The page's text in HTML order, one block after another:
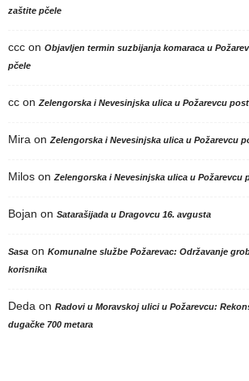
zaštite pčele
ccc on Objavljen termin suzbijanja komaraca u
pčele
cc on Zelengorska i Nevesinjska ulica u Požarevcu
Mira on Zelengorska i Nevesinjska ulica u Požarevcu
Milos on Zelengorska i Nevesinjska ulica u Požarevcu
Bojan on Satarašijada u Dragovcu 16. avgusta
Sasa on Komunalne službe Požarevac: Održavanje
korisnika
Deda on Radovi u Moravskoj ulici u Požarevcu:
dugačke 700 metara